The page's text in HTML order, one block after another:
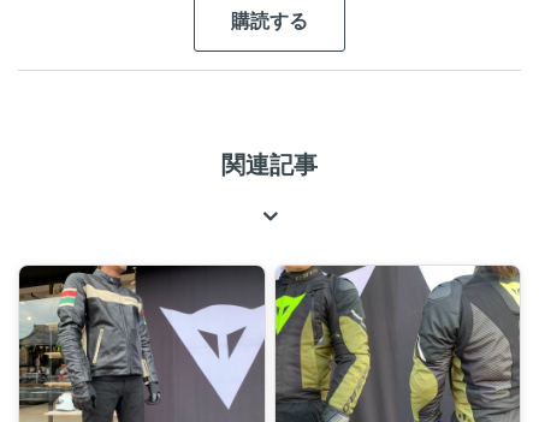
関連記事